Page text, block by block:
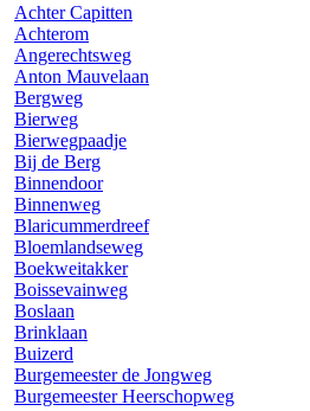
Achter Capitten
Achterom
Angerechtsweg
Anton Mauvelaan
Bergweg
Bierweg
Bierwegpaadje
Bij de Berg
Binnendoor
Binnenweg
Blaricummerdreef
Bloemlandseweg
Boekweitakker
Boissevainweg
Boslaan
Brinklaan
Buizerd
Burgemeester de Jongweg
Burgemeester Heerschopweg